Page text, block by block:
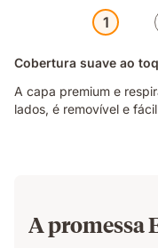
1
Cobertura suave ao
A capa premium e
lados, é removível e
A promessa